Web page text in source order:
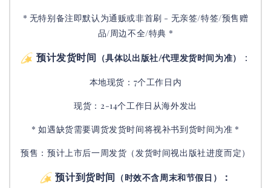
* 无特别备注即默认为通贩或非首刷 - 无亲签/特签/预售赠
品/周边不全/特典 *
预计发货时间 （具体以出版社/代理发货时间为准） ：
本地现货：7个工作日内
现货：2-14个工作日从海外发出
* 如遇缺货需要调货发货时间将视补书到货时间为准 *
预售：预计上市后一周发货（发货时间视出版社进度而定）
预计到货时间 （时效不含周末和节假日） ：